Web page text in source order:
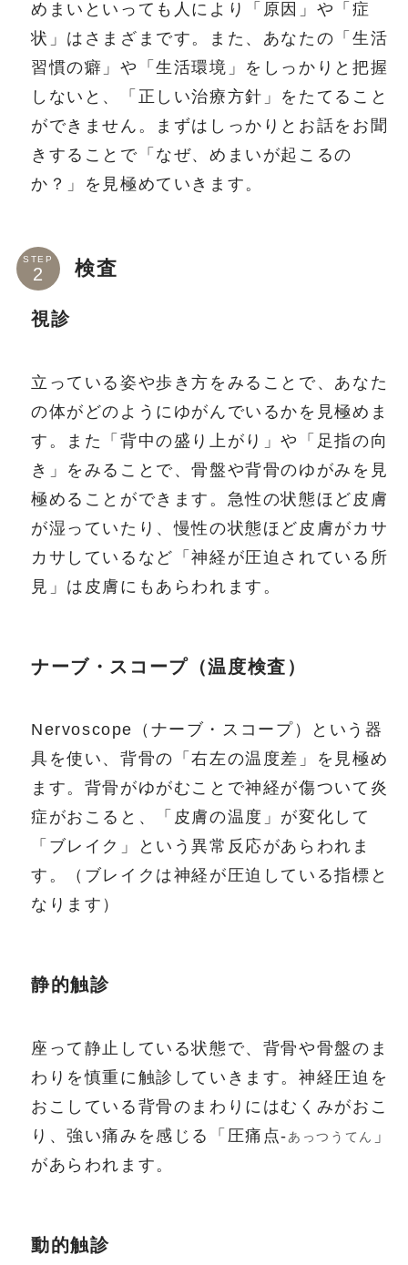
めまいといっても人により「原因」や「症
状」はさまざまです。また、あなたの「生活
習慣の癖」や「生活環境」をしっかりと把握
しないと、「正しい治療方針」をたてること
ができません。まずはしっかりとお話をお聞
きすることで「なぜ、めまいが起こるの
か？」を見極めていきます。
STEP 検査
視診
立っている姿や歩き方をみることで、あなた
の体がどのようにゆがんでいるかを見極めま
す。また「背中の盛り上がり」や「足指の向
き」をみることで、骨盤や背骨のゆがみを見
極めることができます。急性の状態ほど皮膚
が湿っていたり、慢性の状態ほど皮膚がカサ
カサしているなど「神経が圧迫されている所
見」は皮膚にもあらわれます。
ナーブ・スコープ（温度検査）
Nervoscope（ナーブ・スコープ）という器
具を使い、背骨の「右左の温度差」を見極め
ます。背骨がゆがむことで神経が傷ついて炎
症がおこると、「皮膚の温度」が変化して
「ブレイク」という異常反応があらわれま
す。（ブレイクは神経が圧迫している指標と
なります）
静的触診
座って静止している状態で、背骨や骨盤のま
わりを慎重に触診していきます。神経圧迫を
おこしている背骨のまわりにはむくみがおこ
り、強い痛みを感じる「圧痛点‐あっつうてん 」
があらわれます。
動的触診